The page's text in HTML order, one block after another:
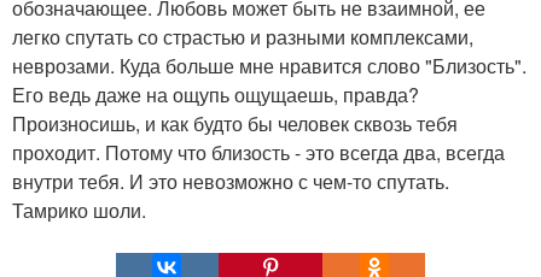
обозначающее. Любовь может быть не взаимной, ее
легко спутать со страстью и разными комплексами,
неврозами. Куда больше мне нравится слово "Близость".
Его ведь даже на ощупь ощущаешь, правда?
Произносишь, и как будто бы человек сквозь тебя
проходит. Потому что близость - это всегда два, всегда
внутри тебя. И это невозможно с чем-то спутать.
Тамрико шоли.